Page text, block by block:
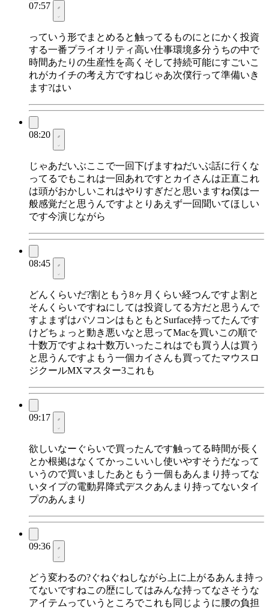
07:57
っていう形でまとめると触ってるものにとにかく投資
する一番プライオリティ高い仕事環境多分うちの中で
時間あたりの生産性を高くそして持続可能にすごいこ
れがカイチの考え方ですねじゃあ次僕行って準備いき
ます?はい
08:20
じゃあだいぶここで一回下げますねだいぶ話に行くな
ってるでもこれは一回あれですとカイさんは正直これ
は頭がおかしいこれはやりすぎだと思いますね僕は一
般感覚だと思うんですよとりあえず一回聞いてほしい
です今演じながら
08:45
どんくらいだ?割ともう8ヶ月くらい経つんですよ割と
そんくらいですねにしては投資してる方だと思うんで
すよまずはパソコンはもともとSurface持ってたんです
けどちょっと動き悪いなと思ってMacを買いこの順で
十数万ですよね十数万いったこれはでも買う人は買う
と思うんですよもう一個カイさんも買ってたマウスロ
ジクールMXマスター3これも
09:17
欲しいなーぐらいで買ったんです触ってる時間が長く
とか根拠はなくてかっこいいし使いやすそうだなって
いうので買いましたあともう一個もあんまり持ってな
いタイプの電動昇降式デスクあんまり持ってないタイ
プのあんまり
09:36
どう変わるの?ぐねぐねしながら上に上がるあんま持っ
てないですねこの歴にしてはみんな持ってなさそうな
アイテムっていうところでこれも同じように腰の負担